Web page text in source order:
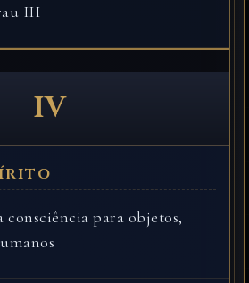
III
IV
consciência para objetos,